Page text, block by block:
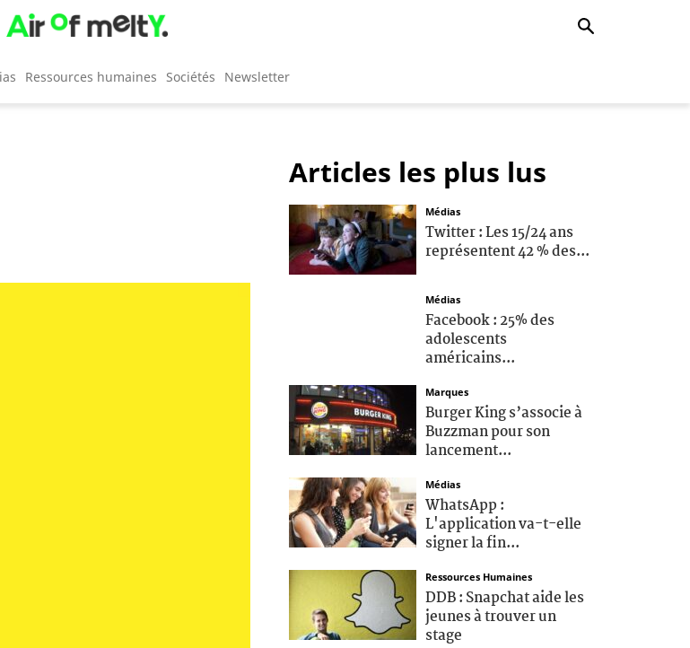
Ressources humaines Sociétés Newsletter
Articles les plus lus
Médias
Twitter : Les 15/24 ans
représentent 42 % des...
Médias
Facebook : 25% des
adolescents
américains...
Marques
Burger King s’associe à
Buzzman pour son
lancement...
Médias
WhatsApp :
L'application va-t-elle
signer la fin...
Ressources Humaines
DDB : Snapchat aide les
jeunes à trouver un
stage